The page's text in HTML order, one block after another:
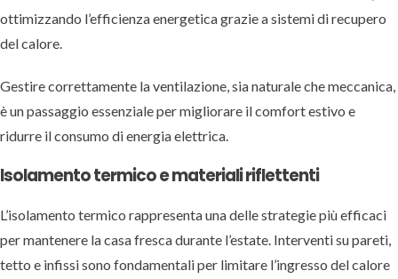
ottimizzando l’efficienza energetica grazie a sistemi di recupero
del calore.
Gestire correttamente la ventilazione, sia naturale che meccanica,
è un passaggio essenziale per migliorare il comfort estivo e
ridurre il consumo di energia elettrica.
Isolamento termico e materiali riflettenti
L’isolamento termico rappresenta una delle strategie più efficaci
per mantenere la casa fresca durante l’estate. Interventi su pareti,
tetto e infissi sono fondamentali per limitare l’ingresso del calore